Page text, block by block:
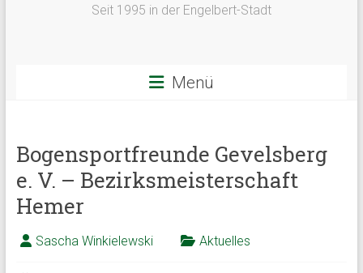
Seit 1995 in der Engelbert-Stadt
Menü
Bogensportfreunde Gevelsberg
e. V. – Bezirksmeisterschaft
Hemer
Sascha Winkielewski Aktuelles